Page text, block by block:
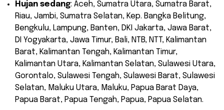
Hujan sedang: Aceh, Sumatra Utara, Sumatra Barat,
Riau, Jambi, Sumatra Selatan, Kep. Bangka Belitung,
Bengkulu, Lampung, Banten, DKI Jakarta, Jawa Barat,
DI Yogyakarta, Jawa Timur, Bali, NTB, NTT, Kalimantan
Barat, Kalimantan Tengah, Kalimantan Timur,
Kalimantan Utara, Kalimantan Selatan, Sulawesi Utara,
Gorontalo, Sulawesi Tengah, Sulawesi Barat, Sulawesi
Selatan, Maluku Utara, Maluku, Papua Barat Daya,
Papua Barat, Papua Tengah, Papua, Papua Selatan.